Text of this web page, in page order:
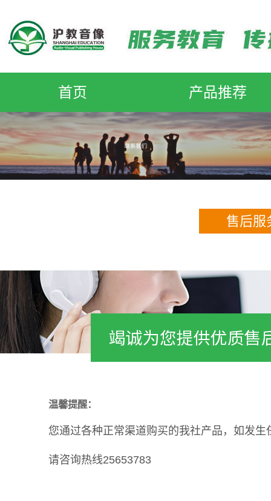
首页 产品推荐
售后服
温馨提醒：
您通过各种正常渠道购买的我社产品，如发生
请咨询热线25653783